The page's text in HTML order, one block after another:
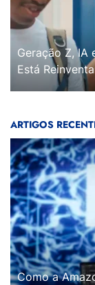
Geração Z, IA
Está
ARTIGOS
Como a